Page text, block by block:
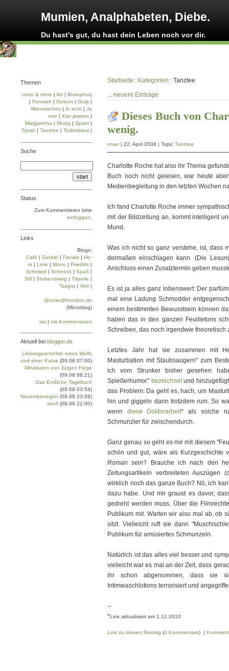
Mumien, Analphabeten, Diebe.
Du hast's gut, du hast dein Leben noch vor dir.
Startseite : Kategorien : Tanztee
... neuere Einträge
Dieses Buch von
wenig.
nnier| 22. April 2008 | Topic Tanztee
Charlotte Roche hat also ihr Thema
Buch noch nicht gelesen, war heute
Medienbegleitung in den letzten Wochen
Ich fand Charlotte Roche immer
mit der Bildzeitung an, kommt intelligent
Mund.
Was ich nicht so ganz verstehe, ist, dass
dermaßen einschlagen kann. (Die
Anschluss einen Zusatztermin geben
Es ist ja alles ganz lobenswert: Der
mal eine Ladung Schmodder
einem bestimmten Bewusstsein können
haben das in den ganzen Feuilletons
Schreiben, das noch irgendwie theoretisch
Letztes Jahr hat sie zusammen mit
Masturbation mit Staubsaugern" zum
ich vom Strunker bisher gesehen
Spießerhumor" bezeichnetund
das Problem: Da geht es, hach, um
hin und giggeln dann trotzdem rum. So
wenn diese Doktorarbeit* als solche
Schmunzler für zwischendurch.
Ganz genau so geht es mir mit diesem
schön und gut, wäre als Kurzgeschichte
Roman sein? Brauche ich nach den
Zeitungsartikeln verbreiteten Auszügen
wirklich noch das ganze Buch? Nö, ich
dazu habe. Und mir graust es davor,
gedreht werden muss. Über die
Publikum mit. Warten wir also mal ab, ob
sitzt. Vielleicht ruft sie dann
Publikum für amüsiertes Schmunzeln.
Natürlich ist das alles viel besser und
vielleicht war es mal an der Zeit, dass
ihr schon abgenommen, dass sie
Intimwaschlotions terrorisiert und
--
*Link aktualisiert am 1.12.2010
Link zu diesem Beitrag (4 Kommentare) |
Themen
'umor & more | Art | Brainphuq
| Fernseh | Gelesn | Gulp |
Illiterarisches | In echt | Ja
nee | Klar jewesn |
Margaretha | Musiq | Spam |
Sprak | Tanztee | Todesbiest |
Suche
Status
Zum Kommentieren bitte
einloggen
Links
Blogs:
Café | Dun­kel | Facials | Ho­
ra | Linie | Mo­no | Prie­di­tis |
Schmied | Schneck | Spaß |
Stil | Stu­ben­zweig | Tri­pe­rie |
Tsa­gra | Vert |
@nnier@fnordon.de
(Microblog)
rss | mit Kommentaren
Aktuell bei blogger.de
Liebesgeschichte eines Wolfs
und einer Katze (09.08 07:00)
Miniaturen von Jürgen Fiege
(09.08 06:21)
Das Endliche Tagebuch
(09.08 03:54)
Novemberregen (08.08 23:08)
sonfi (08.08 21:00)